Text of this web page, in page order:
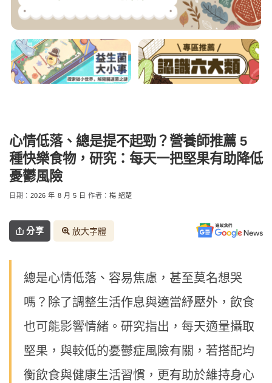
心情低落、總是提不起勁？營養師推薦 5
種快樂食物，研究：每天一把堅果有助降低
憂鬱風險
日期： 2026 年 8 月 5 日 作者： 楊 紹楚
分享 放大字體
總是心情低落、容易焦慮，甚至莫名想哭
嗎？除了調整生活作息與適當紓壓外，飲食
也可能影響情緒。研究指出，每天適量攝取
堅果，與較低的憂鬱症風險有關，若搭配均
衡飲食與健康生活習慣，更有助於維持身心